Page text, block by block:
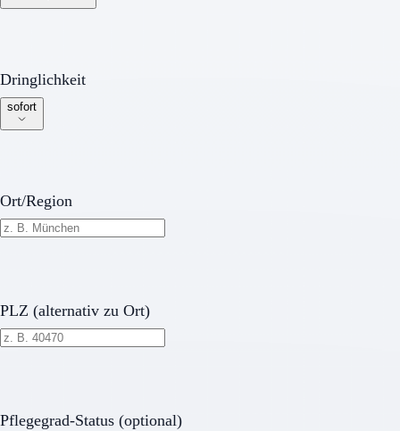
Dringlichkeit
Dringlichkeit
sofort
Ort/Region
PLZ (alternativ zu Ort)
Pflegegrad-Status (optional)
Pflegegrad-Status (optional)